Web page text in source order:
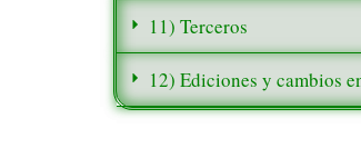
11) Terceros
12) Ediciones y cambios